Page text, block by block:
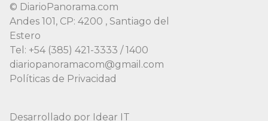
© DiarioPanorama.com
Andes 101, CP: 4200 , Santiago del
Estero
Tel: +54 (385) 421-3333 / 1400
diariopanoramacom@gmail.com
Políticas de Privacidad
Desarrollado por Idear IT